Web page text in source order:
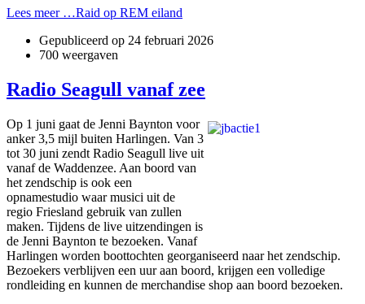
Lees meer …Raid op REM eiland
Gepubliceerd op 24 februari 2026
700 weergaven
Radio Seagull vanaf zee
Op 1 juni gaat de Jenni Baynton voor
anker 3,5 mijl buiten Harlingen. Van 3
tot 30 juni zendt Radio Seagull live uit
vanaf de Waddenzee. Aan boord van
het zendschip is ook een
opnamestudio waar musici uit de
regio Friesland gebruik van zullen
maken. Tijdens de live uitzendingen is
de Jenni Baynton te bezoeken. Vanaf
Harlingen worden boottochten georganiseerd naar het zendschip.
Bezoekers verblijven een uur aan boord, krijgen een volledige
rondleiding en kunnen de merchandise shop aan boord bezoeken.